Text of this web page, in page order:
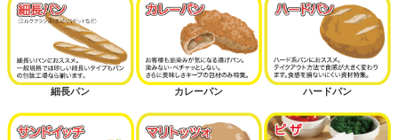
細長パン カレーパン ハードパン